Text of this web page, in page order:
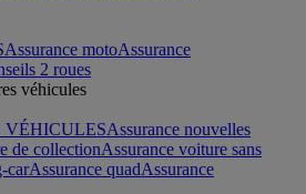
Assurance motoAssurance
2 roues
VÉHICULESAssurance nouvelles
de collectionAssurance voiture sans
carAssurance quadAssurance